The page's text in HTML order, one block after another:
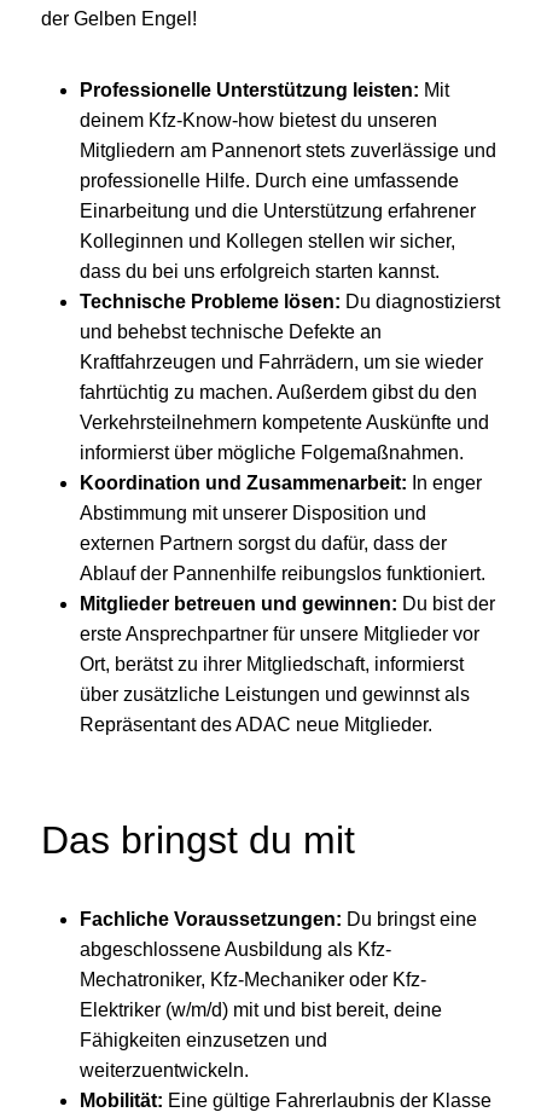
der Gelben Engel!
Professionelle Unterstützung leisten: Mit
deinem Kfz-Know-how bietest du unseren
Mitgliedern am Pannenort stets zuverlässige und
professionelle Hilfe. Durch eine umfassende
Einarbeitung und die Unterstützung erfahrener
Kolleginnen und Kollegen stellen wir sicher,
dass du bei uns erfolgreich starten kannst.
Technische Probleme lösen: Du diagnostizierst
und behebst technische Defekte an
Kraftfahrzeugen und Fahrrädern, um sie wieder
fahrtüchtig zu machen. Außerdem gibst du den
Verkehrsteilnehmern kompetente Auskünfte und
informierst über mögliche Folgemaßnahmen.
Koordination und Zusammenarbeit: In enger
Abstimmung mit unserer Disposition und
externen Partnern sorgst du dafür, dass der
Ablauf der Pannenhilfe reibungslos funktioniert.
Mitglieder betreuen und gewinnen: Du bist der
erste Ansprechpartner für unsere Mitglieder vor
Ort, berätst zu ihrer Mitgliedschaft, informierst
über zusätzliche Leistungen und gewinnst als
Repräsentant des ADAC neue Mitglieder.
Das bringst du mit
Fachliche Voraussetzungen: Du bringst eine
abgeschlossene Ausbildung als Kfz-
Mechatroniker, Kfz-Mechaniker oder Kfz-
Elektriker (w/m/d) mit und bist bereit, deine
Fähigkeiten einzusetzen und
weiterzuentwickeln.
Mobilität: Eine gültige Fahrerlaubnis der Klasse